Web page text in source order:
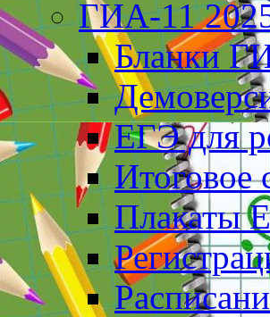
ГИА-11
Бланки
ЕГЭ для
Итоговое
Плакаты